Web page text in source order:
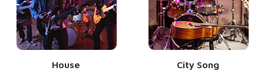
House City Song